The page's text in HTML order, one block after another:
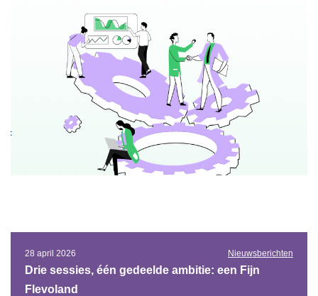
28 april 2026 Nieuwsberichten
Drie sessies, één gedeelde ambitie: een Fijn
Flevoland